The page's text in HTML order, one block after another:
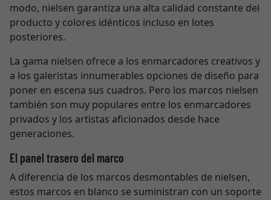
modo, nielsen garantiza una alta calidad constante del
producto y colores idénticos incluso en lotes
posteriores.
La gama nielsen ofrece a los enmarcadores creativos y
a los galeristas innumerables opciones de diseño para
poner en escena sus cuadros. Pero los marcos nielsen
también son muy populares entre los enmarcadores
privados y los artistas aficionados desde hace
generaciones.
El panel trasero del marco
A diferencia de los marcos desmontables de nielsen,
estos marcos en blanco se suministran con un soporte